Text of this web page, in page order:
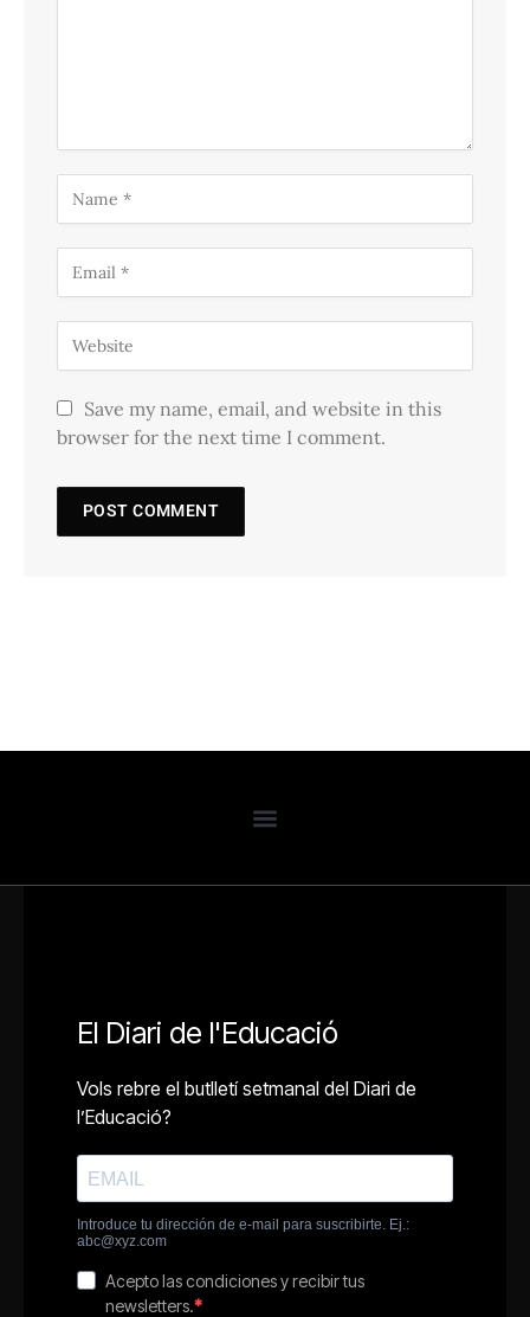
Save my name, email, and website in this
browser for the next time I comment.